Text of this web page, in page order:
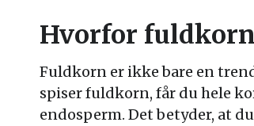
Hvorfor
Fuldkorn er ikke bare en
spiser fuldkorn, får du hele
endosperm. Det betyder, at